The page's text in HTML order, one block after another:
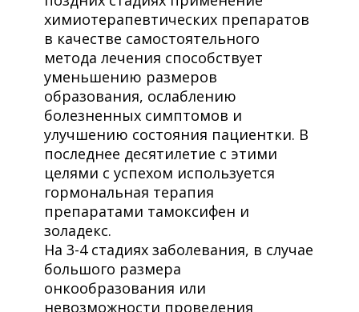
химиотерапевтических препаратов
в качестве самостоятельного
метода лечения способствует
уменьшению размеров
образования, ослаблению
болезненных симптомов и
улучшению состояния пациентки. В
последнее десятилетие с этими
целями с успехом используется
гормональная терапия
препаратами тамоксифен и
золадекс.
На 3-4 стадиях заболевания, в случае
большого размера
онкообразования или
невозможности проведения